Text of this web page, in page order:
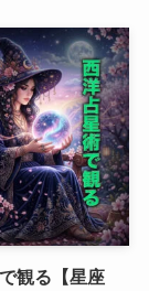
観る【星座